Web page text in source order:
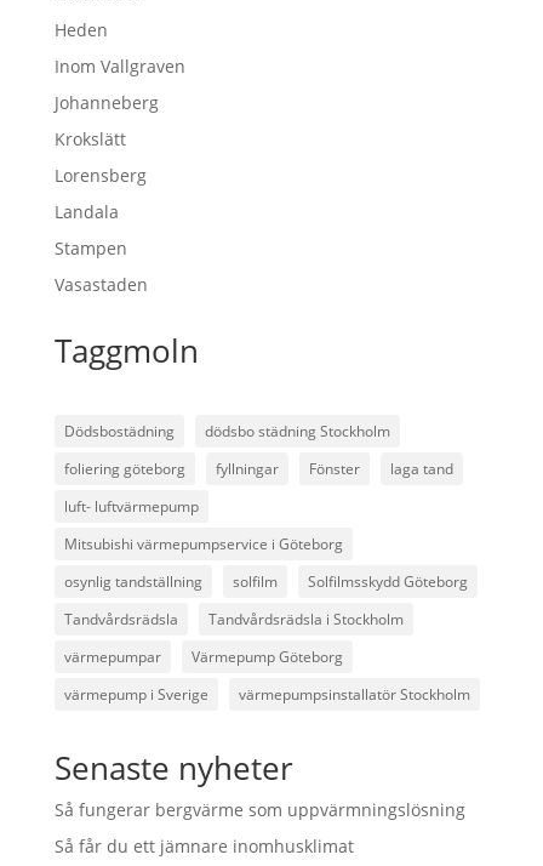
Heden
Inom Vallgraven
Johanneberg
Krokslätt
Lorensberg
Landala
Stampen
Vasastaden
Taggmoln
Dödsbostädning
dödsbo städning Stockholm
foliering göteborg
fyllningar Fönster
laga tand
luft- luftvärmepump
Mitsubishi värmepumpservice i Göteborg
osynlig tandställning
solfilm
Solfilmsskydd Göteborg
Tandvårdsrädsla
Tandvårdsrädsla i Stockholm
värmepumpar
Värmepump Göteborg
värmepump i Sverige
värmepumpsinstallatör Stockholm
Senaste nyheter
Så fungerar bergvärme som uppvärmningslösning
Så får du ett jämnare inomhusklimat